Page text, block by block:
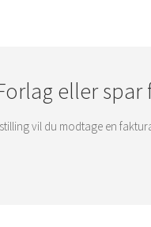
eller
vil du modtage en